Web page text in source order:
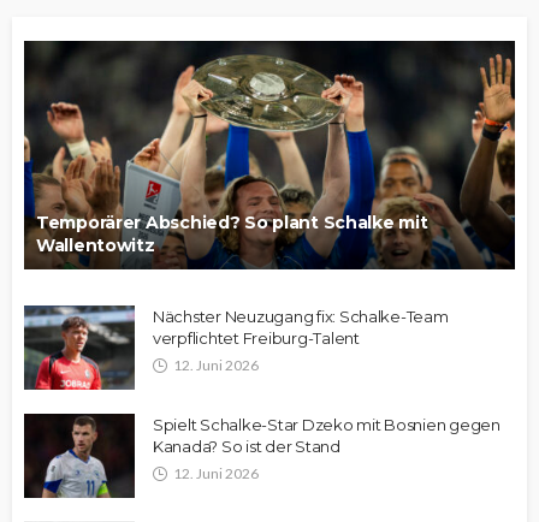
Temporärer Abschied? So plant Schalke mit
Wallentowitz
Nächster Neuzugang fix: Schalke-Team
verpflichtet Freiburg-Talent
12. Juni 2026
Spielt Schalke-Star Dzeko mit Bosnien gegen
Kanada? So ist der Stand
12. Juni 2026